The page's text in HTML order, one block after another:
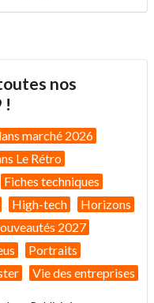
nos
!
marché 2026
Le Rétro
Fiches techniques
High-tech
Horizons
2027
Portraits
Vie des entreprises